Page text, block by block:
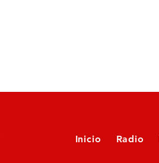
Inicio Radio